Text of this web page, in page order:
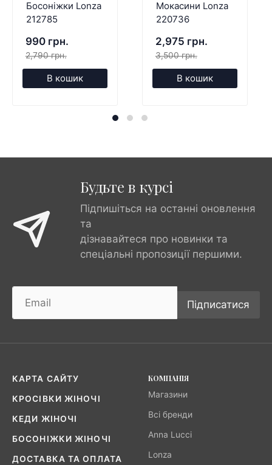
Босоніжки Lonza
212785
990 грн.
2,790 грн.
В кошик
Мокасини Lonza
220736
2,975 грн.
3,500 грн.
В кошик
Будьте в курсі
Підпишіться на останні оновлення
та
дізнавайтеся про новинки та
спеціальні пропозиції першими.
Підписатися
КАРТА САЙТУ
КРОСІВКИ ЖІНОЧІ
КЕДИ ЖІНОЧІ
БОСОНІЖКИ ЖІНОЧІ
ДОСТАВКА ТА ОПЛАТА
КОМПАНІЯ
Магазини
Всі бренди
Anna Lucci
Lonza